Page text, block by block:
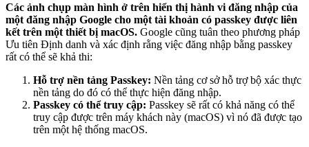
Các ảnh chụp màn hình ở trên hiển thị hành vi đăng nhập của
một đăng nhập Google cho một tài khoản có passkey được liên
kết trên một thiết bị macOS. Google cũng tuân theo phương pháp
Ưu tiên Định danh và xác định rằng việc đăng nhập bằng passkey
rất có thể sẽ khả thi:
Hỗ trợ nền tảng Passkey: Nền tảng cơ sở hỗ trợ bộ xác thực
nền tảng do đó có thể thực hiện đăng nhập.
Passkey có thể truy cập: Passkey sẽ rất có khả năng có thể
truy cập được trên máy khách này (macOS) vì nó đã được tạo
trên một hệ thống macOS.